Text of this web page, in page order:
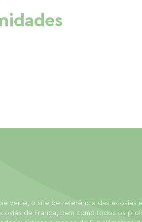
verte, o site de referência das ecovias
de França, bem como todos os